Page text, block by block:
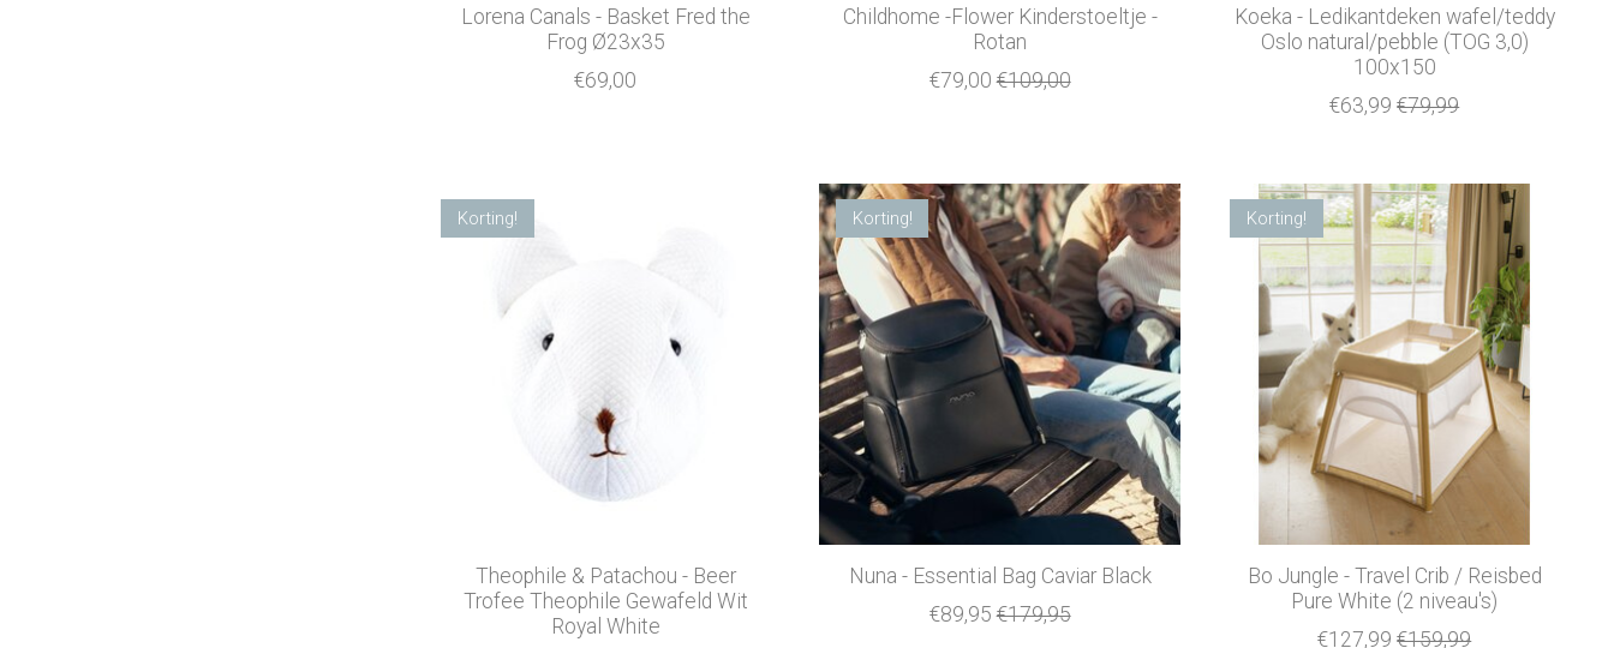
Lorena Canals - Basket Fred the
Frog Ø23x35
€69,00
Childhome -Flower Kinderstoeltje -
Rotan
€79,00 €109,00
Koeka - Ledikantdeken wafel/teddy
Oslo natural/pebble (TOG 3,0)
100x150
€63,99 €79,99
Korting!
Theophile & Patachou - Beer
Trofee Theophile Gewafeld Wit
Royal White
Korting!
Nuna - Essential Bag Caviar Black
€89,95 €179,95
Korting!
Bo Jungle - Travel Crib / Reisbed
Pure White (2 niveau's)
€127,99 €159,99